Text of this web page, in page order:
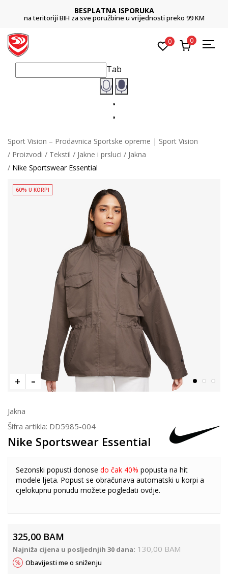
BESPLATNA ISPORUKA
na teritoriji BIH za sve poružbine u vrijednosti preko 99 KM
0 0
Tab
Sport Vision – Prodavnica Sportske opreme | Sport Vision
Proizvodi
Tekstil Jakne i prsluci
Jakna
Nike Sportswear Essential
60% U KORPI
Jakna
Šifra artikla: DD5985-004
Nike Sportswear Essential
Sezonski popusti donose do čak 40% popusta na hit
modele ljeta. Popust se obračunava automatski u korpi a
cjelokupnu ponudu možete pogledati ovdje.
325,00 BAM
Najniža cijena u posljednjih 30 dana: 130,00 BAM
Obavijesti me o sniženju